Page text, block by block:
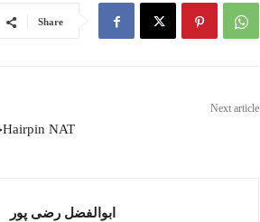
Share
Next article
Hairpin NATچیست؟
ابوالفضل رضی پور